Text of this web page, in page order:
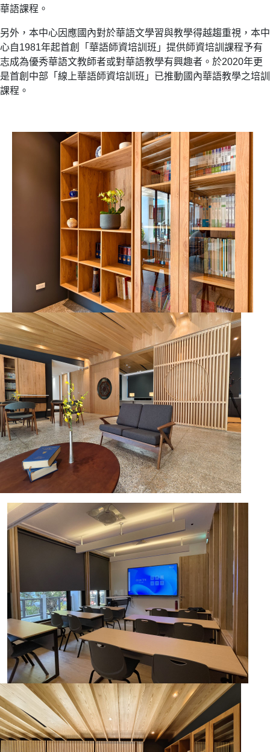
華語課程。
另外，本中心因應國內對於華語文學習與教學得越趨重視，本中
心自1981年起首創「華語師資培訓班」提供師資培訓課程予有
志成為優秀華語文教師者或對華語教學有興趣者。於2020年更
是首創中部「線上華語師資培訓班」已推動國內華語教學之培訓
課程。